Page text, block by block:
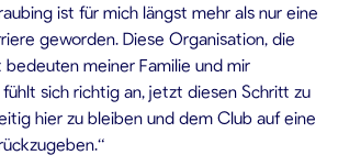
ist für mich längst mehr als nur eine
geworden. Diese Organisation, die
bedeuten meiner Familie und mir
fühlt sich richtig an, jetzt diesen Schritt zu
hier zu bleiben und dem Club auf eine